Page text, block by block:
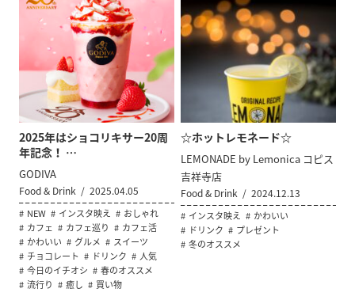
2025年はショコリキサー20周
年記念！ …
GODIVA
Food & Drink 2025.04.05
NEW インスタ映え
おしゃれ
カフェ
カフェ巡り
カフェ活
かわいい
グルメ
スイーツ
チョコレート
ドリンク
人気
今日のイチオシ
春のオススメ
流行り
癒し 買い物
☆ホットレモネード☆
LEMONADE by Lemonica コピス
吉祥寺店
Food & Drink 2024.12.13
インスタ映え
かわいい
ドリンク
プレゼント
冬のオススメ